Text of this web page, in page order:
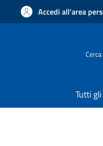
Accedi all'area
Cerca
Tutti